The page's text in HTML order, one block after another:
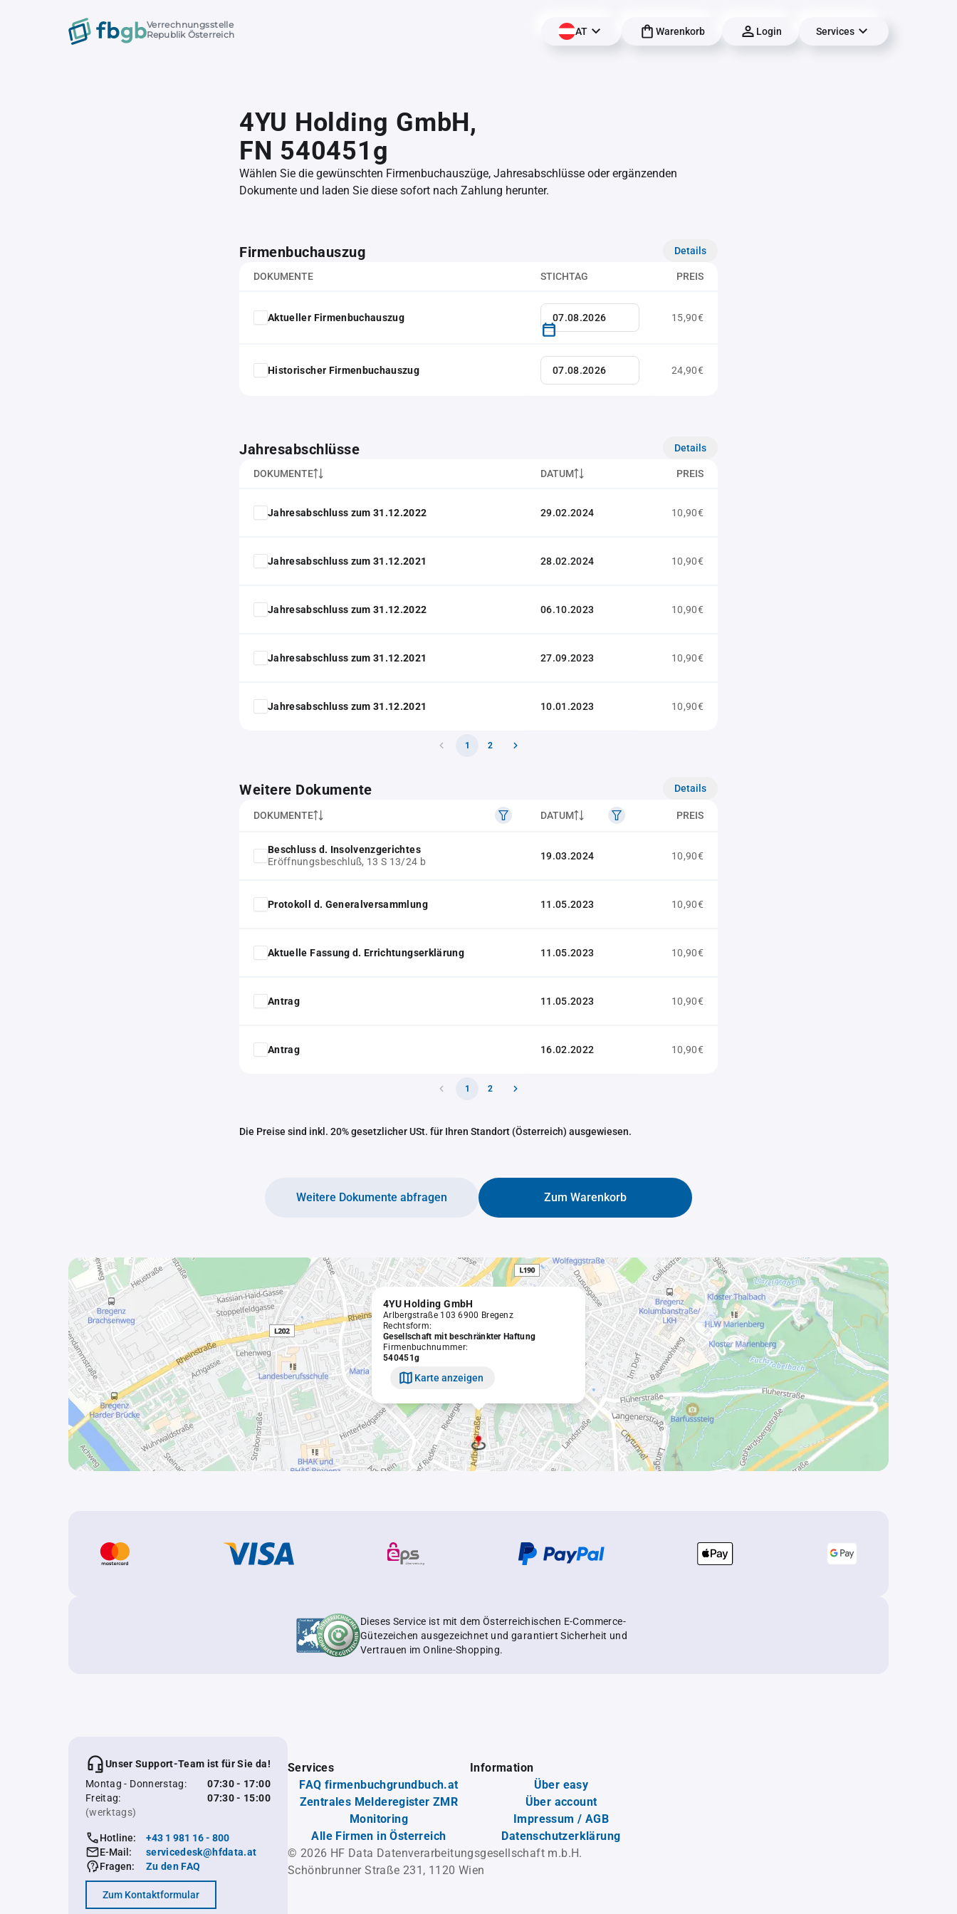
Verrechnungsstelle
Republik Österreich
AT Warenkorb Login Services
4YU Holding GmbH,
FN 540451g
Wählen Sie die gewünschten Firmenbuchauszüge, Jahresabschlüsse oder ergänzenden
Dokumente und laden Sie diese sofort nach Zahlung herunter.
Firmenbuchauszug Details
DOKUMENTE STICHTAG PREIS
Aktueller Firmenbuchauszug 15,90€
Historischer Firmenbuchauszug 24,90€
Jahresabschlüsse Details
DOKUMENTE DATUM PREIS
Jahresabschluss zum 31.12.2022 29.02.2024 10,90€
Jahresabschluss zum 31.12.2021 28.02.2024 10,90€
Jahresabschluss zum 31.12.2022 06.10.2023 10,90€
Jahresabschluss zum 31.12.2021 27.09.2023 10,90€
Jahresabschluss zum 31.12.2021 10.01.2023 10,90€
1 2
Weitere Dokumente Details
DOKUMENTE DATUM PREIS
Beschluss d. Insolvenzgerichtes
Eröffnungsbeschluß, 13 S 13/24 b
19.03.2024 10,90€
Protokoll d. Generalversammlung 11.05.2023 10,90€
Aktuelle Fassung d. Errichtungserklärung 11.05.2023 10,90€
Antrag 11.05.2023 10,90€
Antrag 16.02.2022 10,90€
1 2
Die Preise sind inkl. 20% gesetzlicher USt. für Ihren Standort (Österreich) ausgewiesen.
Zum Warenkorb
Weitere Dokumente abfragen
4YU Holding GmbH
Arlbergstraße 103 6900 Bregenz
Rechtsform:
Gesellschaft mit beschränkter Haftung
Firmenbuchnummer:
540451g
Karte anzeigen
Dieses Service ist mit dem Österreichischen E-Commerce-
Gütezeichen ausgezeichnet und garantiert Sicherheit und
Vertrauen im Online-Shopping.
Unser Support-Team ist für Sie da!
Montag - Donnerstag:
07:30 - 17:00
Freitag:
07:30 - 15:00
(werktags)
Hotline:
+43 1 981 16 - 800
E-Mail:
servicedesk@hfdata.at
Fragen:
Zu den FAQ
Zum Kontaktformular
Services
FAQ firmenbuchgrundbuch.at
Zentrales Melderegister ZMR
Monitoring
Alle Firmen in Österreich
Information
Über easy
Über account
Impressum / AGB
Datenschutzerklärung
© 2026 HF Data Datenverarbeitungsgesellschaft m.b.H.
Schönbrunner Straße 231, 1120 Wien